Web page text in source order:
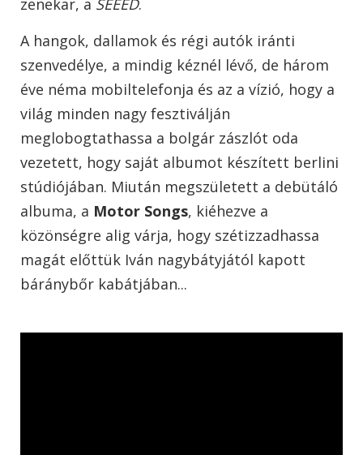
A hangok, dallamok és régi autók iránti
szenvedélye, a mindig kéznél lévő, de három
éve néma mobiltelefonja és az a vízió, hogy a
világ minden nagy fesztiválján
meglobogtathassa a bolgár zászlót oda
vezetett, hogy saját albumot készített berlini
stúdiójában. Miután megszületett a debütáló
albuma, a Motor Songs, kiéhezve a
közönségre alig várja, hogy szétizzadhassa
magát előttük Iván nagybátyjától kapott
báránybőr kabátjában...